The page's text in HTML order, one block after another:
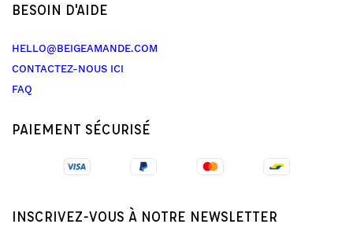
BESOIN D'AIDE
HELLO@BEIGEAMANDE.COM
CONTACTEZ-NOUS ICI
FAQ
PAIEMENT SÉCURISÉ
INSCRIVEZ-VOUS À NOTRE NEWSLETTER